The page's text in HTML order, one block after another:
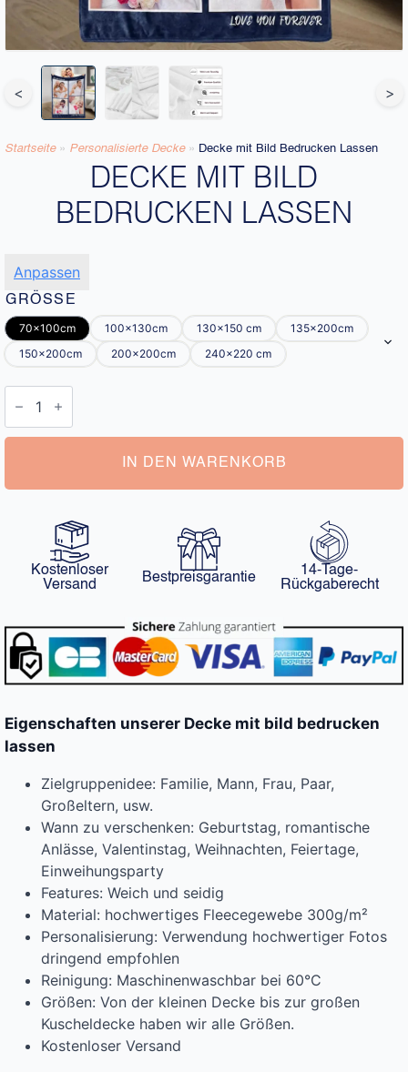
< >
Startseite » Personalisierte Decke​ » Decke mit Bild Bedrucken Lassen
DECKE MIT BILD
BEDRUCKEN LASSEN
Anpassen
GRÖSSE
70x100cm 100x130cm 130x150 cm
135x200cm
150x200cm
200x200cm 240x220 cm
Decke
mit
Bedrucken
IN DEN WARENKORB
Kostenloser
Versand
Bestpreisgarantie
14-Tage-
Rückgaberecht
Eigenschaften unserer Decke mit bild bedrucken
lassen
Zielgruppenidee: Familie, Mann, Frau, Paar,
Großeltern, usw.
Wann zu verschenken: Geburtstag, romantische
Anlässe, Valentinstag, Weihnachten, Feiertage,
Einweihungsparty
Features: Weich und seidig
Material: hochwertiges Fleecegewebe 300g/m²
Personalisierung: Verwendung hochwertiger Fotos
dringend empfohlen
Reinigung: Maschinenwaschbar bei 60°C
Größen: Von der kleinen Decke bis zur großen
Kuscheldecke haben wir alle Größen.
Kostenloser Versand